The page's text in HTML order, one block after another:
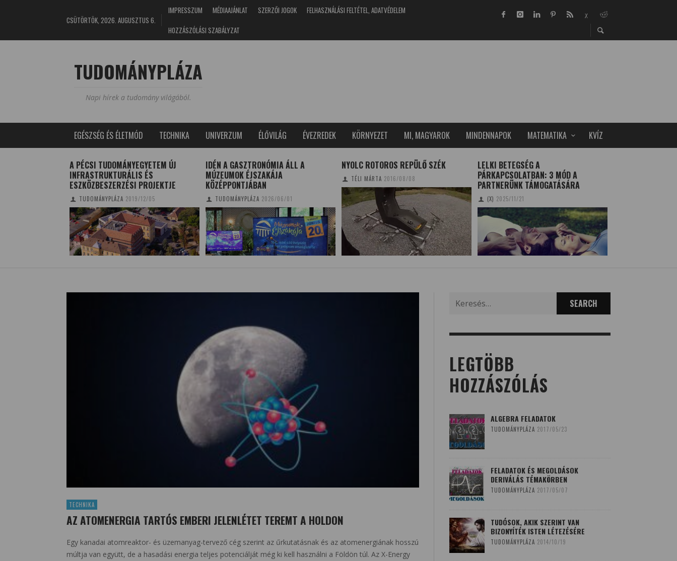
CSÜTÖRTÖK, 2026. AUGUSZTUS 6.
IMPRESSZUM MÉDIAAJÁNLAT SZERZŐI JOGOK
FELHASZNÁLÁSI FELTÉTEL, ADATVÉDELEM
HOZZÁSZÓLÁSI SZABÁLYZAT
TUDOMÁNYPLÁZA
Napi hírek a tudomány világából.
EGÉSZSÉG ÉS ÉLETMÓD TECHNIKA UNIVERZUM ÉLŐVILÁG ÉVEZREDEK KÖRNYEZET MI, MAGYAROK MINDENNAPOK MATEMATIKA KVÍZ
A PÉCSI TUDOMÁNYEGYETEM ÚJ
INFRASTRUKTURÁLIS ÉS
ESZKÖZBESZERZÉSI PROJEKTJE
TUDOMÁNYPLÁZA 2019/12/05
IDÉN A GASZTRONÓMIA ÁLL A
MÚZEUMOK ÉJSZAKÁJA
KÖZÉPPONTJÁBAN
TUDOMÁNYPLÁZA 2026/06/01
NYOLC ROTOROS REPÜLŐ SZÉK
TÉLI MÁRTA 2016/08/08
LELKI BETEGSÉG A
PÁRKAPCSOLATBAN: 3 MÓD A
PARTNERÜNK TÁMOGATÁSÁRA
(X) 2025/11/21
TECHNIKA
AZ ATOMENERGIA TARTÓS EMBERI JELENLÉTET TEREMT A HOLDON
Egy kanadai atomreaktor- és üzemanyag-tervező cég szerint az űrkutatásnak és az atomenergiának hosszú
múltja van együtt, de a hasadási energia teljes potenciálját még ki kell használni a Földön túl. Az X-Energy
for:
LEGTÖBB
HOZZÁSZÓLÁS
ALGEBRA FELADATOK
TUDOMÁNYPLÁZA 2017/05/23
FELADATOK ÉS MEGOLDÁSOK
DERIVÁLÁS TÉMAKÖRBEN
TUDOMÁNYPLÁZA 2017/05/07
TUDÓSOK, AKIK SZERINT VAN
BIZONYÍTÉK ISTEN LÉTEZÉSÉRE
TUDOMÁNYPLÁZA 2014/10/19